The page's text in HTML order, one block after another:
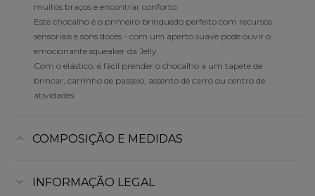
muitos braços e encontrar conforto.
Este chocalho é o primeiro brinquedo perfeito com recursos
sensoriais e sons doces - com um aperto suave pode ouvir o
emocionante squeaker da Jelly.
Com o elástico, é fácil prender o chocalho a um tapete de
brincar, carrinho de passeio, assento de carro ou centro de
atividades.
COMPOSIÇÃO E MEDIDAS
INFORMAÇÃO LEGAL